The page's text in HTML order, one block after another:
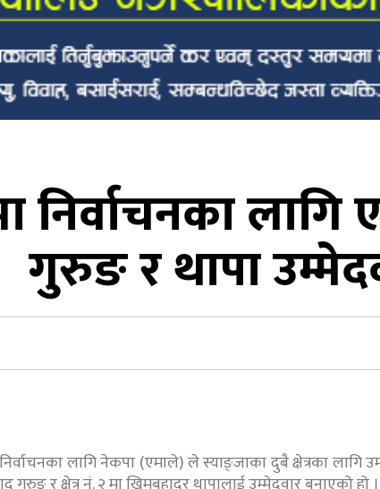
निर्वाचनका लागि
गुरुङ र थापा
लागि नेकपा (एमाले) ले स्याङ्जाका दुबै क्षेत्रका लागि